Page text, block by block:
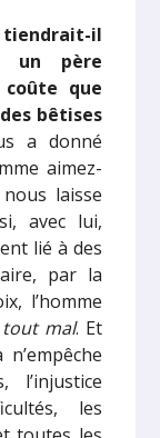
il
un père
que
bêtises
a donné
aimez-
laisse
avec lui,
lié à des
par la
l’homme
mal. Et
l’injustice
les